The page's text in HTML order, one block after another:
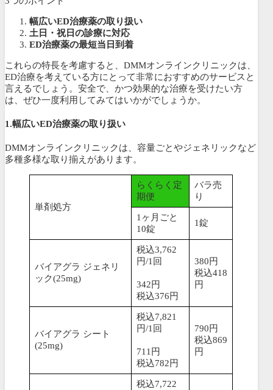
幅広いED治療薬の取り扱い
土日・祝日の診療に対応
ED治療薬の最短当日到着
これらの特長を考慮すると、DMMオンラインクリニックは、
ED治療を考えている方にとって非常におすすめのサービスと
言えるでしょう。安全で、かつ効果的な治療を受けたい方
は、ぜひ一度利用してみてはいかがでしょうか。
1.幅広いED治療薬の取り扱い
DMMオンラインクリニックは、容量ごとやジェネリックなど
多種多様な取り揃えがあります。
単剤処方
らくらく定
期便
バラ売
り
1ヶ月ごと
10錠
1錠
バイアグラ ジェネリ
ック(25mg)
税込3,762
円/1回
342円
税込376円
380円
税込418
円
バイアグラ シート
(25mg)
税込7,821
円/1回
711円
税込782円
790円
税込869
円
税込7,722